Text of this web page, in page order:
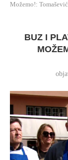
Možemo!:
BUZ I